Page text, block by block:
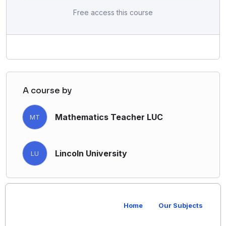
Conubia ante natoque montes at urna, duis
Free access this course
A course by
MT Mathematics Teacher LUC
LU Lincoln University
Home Our Subjects